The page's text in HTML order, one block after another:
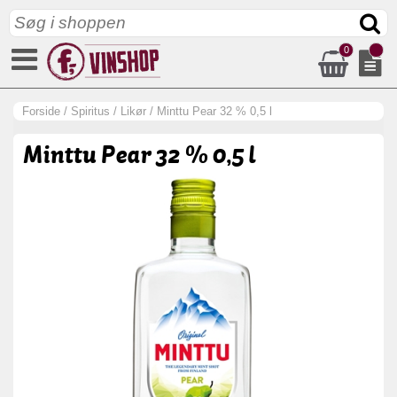
0
Forside / Spiritus / Likør / Minttu Pear 32 % 0,5 l
Minttu Pear 32 % 0,5 l